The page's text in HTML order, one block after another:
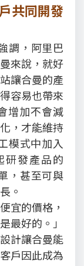
共同開發
調，阿里巴
來說，就好
讓合曼的產
容易也帶來
增加不會減
，才能維持
模式中加入
研發產品的
，甚至可與
。
宜的價格，
最好的。」
計讓合曼能
戶因此成為